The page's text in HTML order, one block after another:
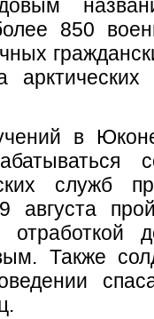
850
в
служб
Также